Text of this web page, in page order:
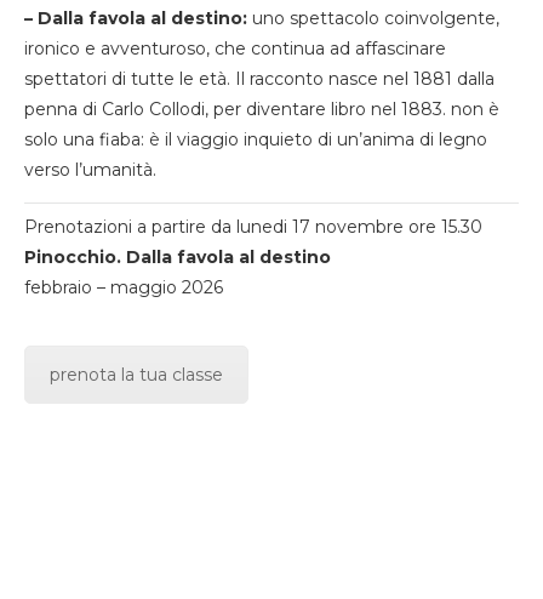
– Dalla favola al destino: uno spettacolo coinvolgente,
ironico e avventuroso, che continua ad affascinare
spettatori di tutte le età. Il racconto nasce nel 1881 dalla
penna di Carlo Collodi, per diventare libro nel 1883. non è
solo una fiaba: è il viaggio inquieto di un’anima di legno
verso l’umanità.
Prenotazioni a partire da lunedi 17 novembre ore 15.30
Pinocchio. Dalla favola al destino
febbraio – maggio 2026
prenota la tua classe